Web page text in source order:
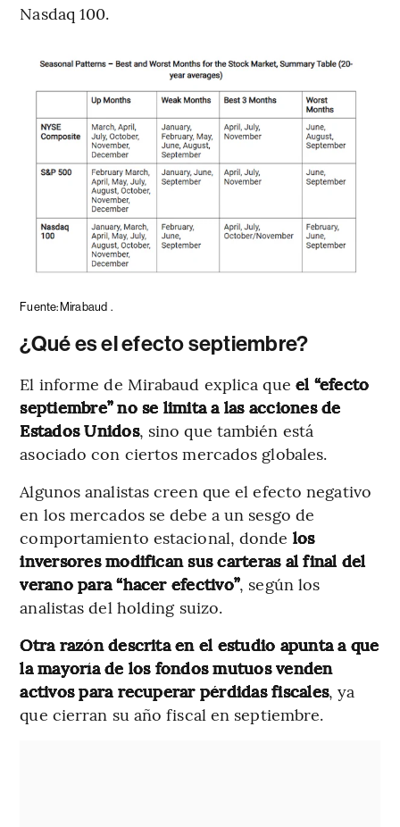
Nasdaq 100.
Fuente: Mirabaud .
¿Qué es el efecto septiembre?
El informe de Mirabaud explica que el “efecto
septiembre” no se limita a las acciones de
Estados Unidos, sino que también está
asociado con ciertos mercados globales.
Algunos analistas creen que el efecto negativo
en los mercados se debe a un sesgo de
comportamiento estacional, donde los
inversores modifican sus carteras al final del
verano para “hacer efectivo”, según los
analistas del holding suizo.
Otra razón descrita en el estudio apunta a que
la mayoría de los fondos mutuos venden
activos para recuperar pérdidas fiscales, ya
que cierran su año fiscal en septiembre.